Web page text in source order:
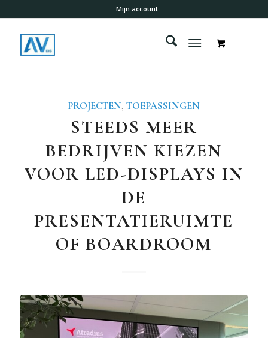
Mijn account
PROJECTEN,TOEPASSINGEN
STEEDS MEER
BEDRIJVEN KIEZEN
VOOR LED-DISPLAYS IN
DE
PRESENTATIERUIMTE
OF BOARDROOM